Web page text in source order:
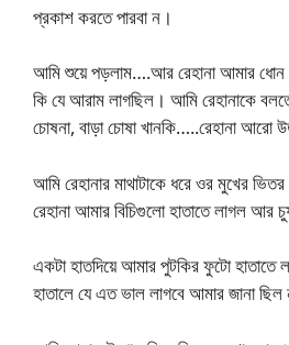
প্রকাশ করতে পারবা ন।
আমি শুয়ে পড়লাম….আর রেহানা আমার ধোন
কি যে আরাম লাগছিল। আমি রেহানাকে
চোষনা, বাড়া চোষা খানকি…..রেহানা আরো
আমি রেহানার মাথাটাকে ধরে ওর মুখের
রেহানা আমার বিচিগুলো হাতাতে লাগল আর
একটা হাতদিয়ে আমার পুটকির ফুটো
হাতালে যে এত ভাল লাগবে আমার জানা ছিল